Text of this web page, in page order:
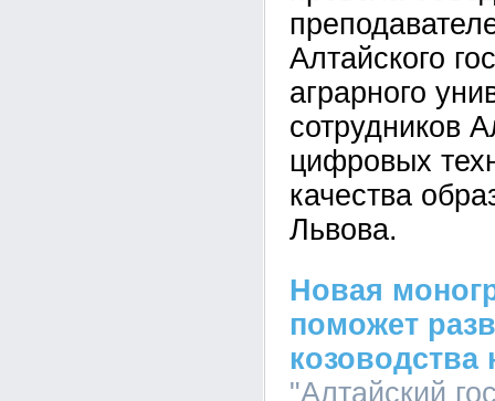
Алтайского
аграрного
сотрудников
цифровых
качества
Львова.
Новая
поможет
козоводства
"Алтайский